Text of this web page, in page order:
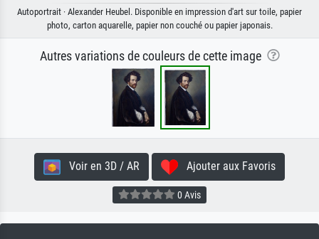
Autoportrait · Alexander Heubel. Disponible en impression d'art sur toile, papier
photo, carton aquarelle, papier non couché ou papier japonais.
Autres variations de couleurs de cette image
Voir en 3D / AR Ajouter aux Favoris
0 Avis